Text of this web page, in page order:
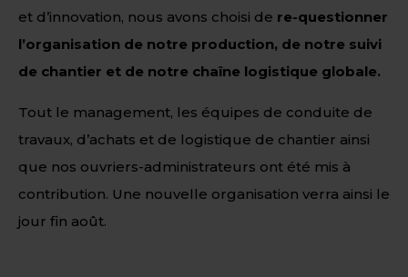
et d’innovation, nous avons choisi de re-questionner
l’organisation de notre production, de notre suivi
de chantier et de notre chaîne logistique globale.
Tout le management, les équipes de conduite de
travaux, d’achats et de logistique de chantier ainsi
que nos ouvriers-administrateurs ont été mis à
contribution. Une nouvelle organisation verra ainsi le
jour fin août.